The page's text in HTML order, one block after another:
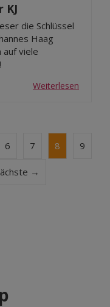
KJ
die Schlüssel
Haag
viele
Weiterlesen
6 7 8 9
→